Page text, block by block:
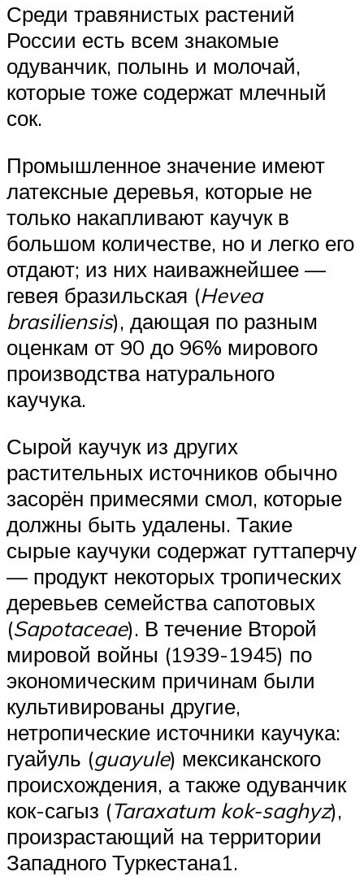
Среди травянистых растений
России есть всем знакомые
одуванчик, полынь и молочай,
которые тоже содержат млечный
сок.
Промышленное значение имеют
латексные деревья, которые не
только накапливают каучук в
большом количестве, но и легко его
отдают; из них наиважнейшее —
гевея бразильская (Hevea
brasiliensis), дающая по разным
оценкам от 90 до 96% мирового
производства натурального
каучука.
Сырой каучук из других
растительных источников обычно
засорён примесями смол, которые
должны быть удалены. Такие
сырые каучуки содержат гуттаперчу
— продукт некоторых тропических
деревьев семейства сапотовых
(Sapotaceae). В течение Второй
мировой войны (1939-1945) по
экономическим причинам были
культивированы другие,
нетропические источники каучука:
гуайуль (guayule) мексиканского
происхождения, а также одуванчик
кок-сагыз (Taraxatum kok-saghyz),
произрастающий на территории
Западного Туркестана1.